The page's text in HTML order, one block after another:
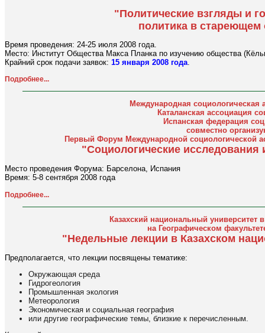
"Политические взгляды и
политика в стареющем
Время проведения: 24-25 июля 2008 года.
Место: Институт Общества Макса Планка по изучению общества
Крайний срок подачи заявок: 15 января 2008 года.
Подробнее...
Международная социологическая
Каталанская ассоциация
Испанская федерация
совместно
Первый Форум Международной социологической
"Социологические
Место проведения Форума: Барселона, Испания
Время: 5-8 сентября 2008 года
Подробнее...
Казахский национальный университет
на Географическом
"Недельные лекции в Казахском
Предполагается, что лекции посвящены тематике:
Окружающая среда
Гидрогеология
Промышленная экология
Метеорология
Экономическая и социальная география
или другие географические темы, близкие к перечисленным.